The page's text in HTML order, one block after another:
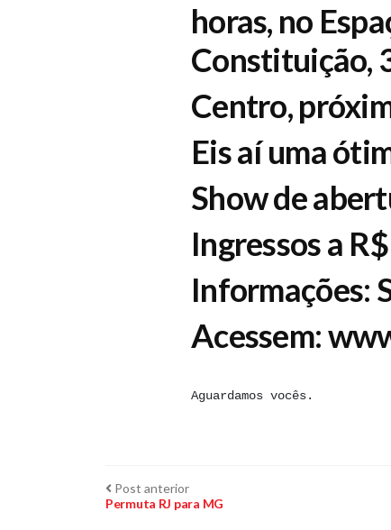
horas, no
Constituição,
Centro,
Eis aí uma
Show de
Ingressos a
Informações:
Acessem:
Aguardamos vocês.
Navegação
Post anteriorPost
anterior:
Permuta RJ para MG